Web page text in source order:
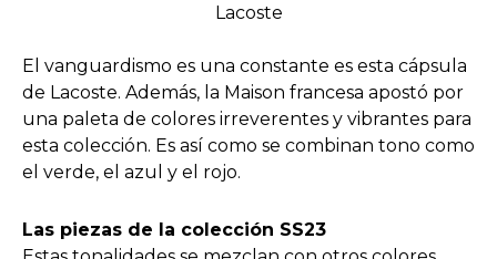
Lacoste
El vanguardismo es una constante es esta cápsula
de Lacoste. Además, la Maison francesa apostó por
una paleta de colores irreverentes y vibrantes para
esta colección. Es así como se combinan tono como
el verde, el azul y el rojo.
Las piezas de la colección SS23